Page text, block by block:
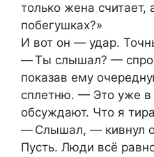
только жена считает,
побегушках?»
И вот он — удар.
— Ты слышал? —
показав ему
сплетню. — Это уже в
обсуждают. Что я
— Слышал, — кивнул
Пусть. Люди всё